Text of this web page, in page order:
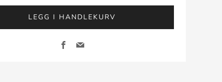
LEGG I HANDLEKURV
Facebook
Email